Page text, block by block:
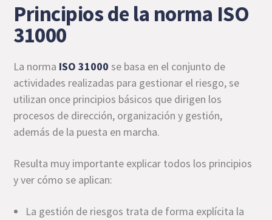
Principios de la norma ISO
31000
La norma ISO 31000 se basa en el conjunto de
actividades realizadas para gestionar el riesgo, se
utilizan once principios básicos que dirigen los
procesos de dirección, organización y gestión,
además de la puesta en marcha.
Resulta muy importante explicar todos los principios
y ver cómo se aplican:
La gestión de riesgos trata de forma explícita la